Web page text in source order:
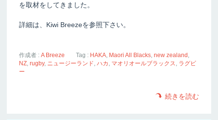
を取材をしてきました。
詳細は、Kiwi Breezeを参照下さい。
作成者 :A Breeze Tag : HAKA Maori All Blacks ,new zealand
NZ ,rugby, ニュージーランド ,ハカ マオリオールブラックス
ラグビ
ー
続きを読む